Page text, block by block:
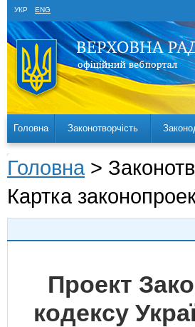
УКР ENG
Головна Законотворчість
Головна >
Картка
Проект
кодексу